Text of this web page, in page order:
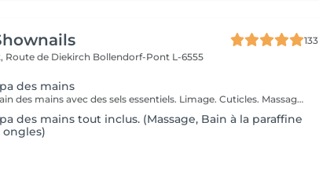
133
Route de Diekirch Bollendorf-Pont L-6555
des mains
Bain des mains avec des sels essentiels. Limage. Cuticles. Massage des mains
des mains tout inclus. (Massage, Bain à la paraffine
ongles)